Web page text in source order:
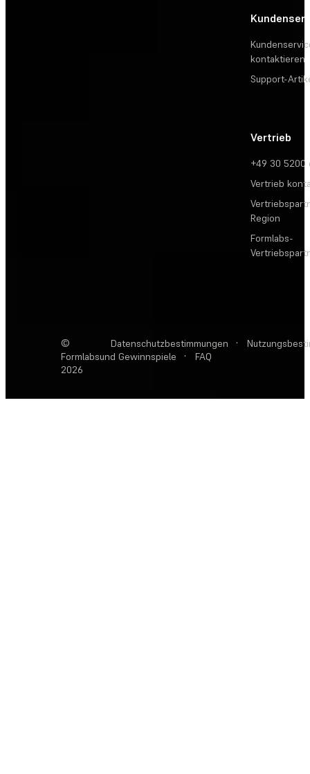
kontaktieren
Support-
Vertrieb
+49 30 5200
Vertrieb
Region
Formlabs-
©
Formlabs
2026
Datenschutzbestimmungen ·
und Gewinnspiele
· FAQ